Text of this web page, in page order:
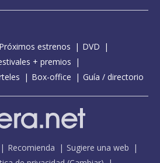
Próximos estrenos
DVD
+ premios
Box-office Guía / directorio
Recomienda
Sugiere una web